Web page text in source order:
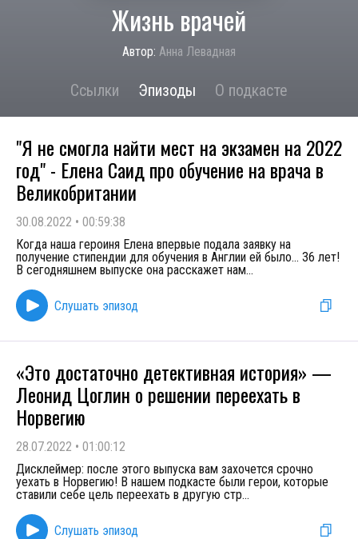
Жизнь врачей
Автор: Анна Левадная
Ссылки Эпизоды О подкасте
"Я не смогла найти мест на экзамен на 2022
год" - Елена Саид про обучение на врача в
Великобритании
30.08.2022 • 00:59:38
Когда наша героиня Елена впервые подала заявку на
получение стипендии для обучения в Англии ей было... 36 лет!
В сегодняшнем выпуске она расскажет нам...
Слушать эпизод
«Это достаточно детективная история» —
Леонид Цоглин о решении переехать в
Норвегию
28.07.2022 • 01:00:12
Дисклеймер: после этого выпуска вам захочется срочно
уехать в Норвегию! В нашем подкасте были герои, которые
ставили себе цель переехать в другую стр...
Слушать эпизод